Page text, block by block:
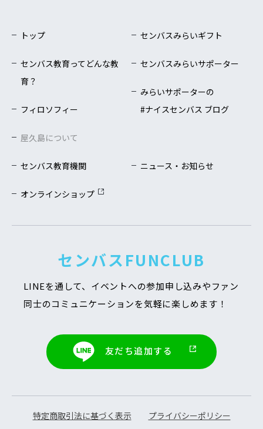
トップ
センバス教育ってどんな教
育？
フィロソフィー
屋久島について
センバスみらいギフト
センバスみらいサポーター
みらいサポーターの
#ナイスセンバス ブログ
センバス教育機関 ニュース・お知らせ
オンラインショップ
センバスFUNCLUB
LINEを通して、イベントへの参加申し込みやファン
同士のコミュニケーションを気軽に楽しめます！
友だち追加する
特定商取引法に基づく表示
プライバシーポリシー